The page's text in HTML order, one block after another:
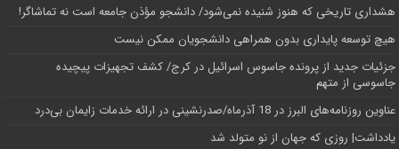
هشداری تاریخی که هنوز شنیده نمی‌شود/ دانشجو مؤذن جامعه است نه تماشاگر!
هیچ توسعه پایداری بدون همراهی دانشجویان ممکن نیست
جزئیات جدید از پرونده جاسوس اسرائیل در کرج/‌ کشف تجهیزات پیچیده
جاسوسی از متهم
عناوین روزنامه‌های البرز در ‌18 آذرماه/صدرنشینی در ارائه خدمات زایمان بی‌درد
یادداشت| روزی که جهان از نو متولد شد